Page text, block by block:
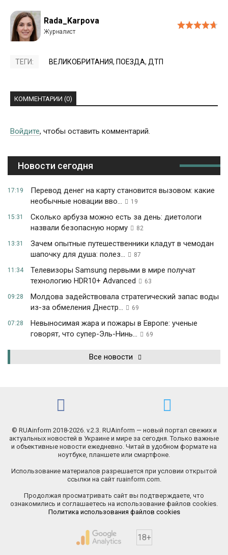
Rada_Karpova
ТЕГИ: ВЕЛИКОБРИТАНИЯ, ПОЕЗДА, ДТП
КОММЕНТАРИИ (0)
Войдите, чтобы оставить комментарий.
Новости сегодня
17:19
Перевод денег на карту становится вызовом: какие
необычные новации вво...
19
15:31
Сколько арбуза можно есть за день: диетологи
назвали безопасную норму
82
13:31
Зачем опытные путешественники кладут в чемодан
шапочку для душа: полез...
87
11:34
Телевизоры Samsung первыми в мире получат
технологию HDR10+ Advanced
63
09:28
Молдова задействовала стратегический запас воды
из-за обмеления Днестр...
69
07:28
Невыносимая жара и пожары в Европе: ученые
говорят, что супер-Эль-Нинь...
69
Все новости
© RUAinform 2018-2026. v.2.3. RUAinform — новый портал свежих и
актуальных новостей в Украине и мире за сегодня. Только важные
и объективные новости ежедневно. Читай в удобном формате на
ноутбуке, планшете или смартфоне.
Использование материалов разрешается при условии открытой
ссылки на сайт ruainform.com.
Продолжая просматривать сайт вы подтверждаете, что
ознакомились и соглашаетесь на использование файлов cookies.
Политика использования файлов cookies
18+